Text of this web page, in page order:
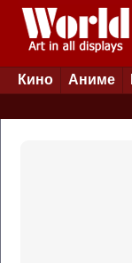
Кино Аниме